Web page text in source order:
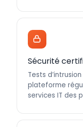
Sécurité
Tests
plateforme
services IT des